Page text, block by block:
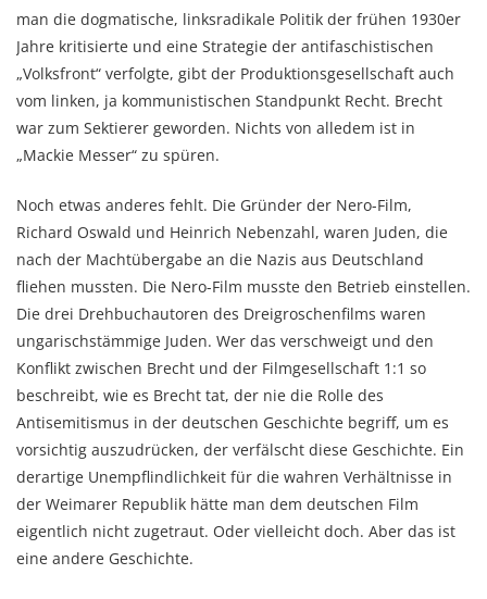
man die dogmatische, linksradikale Politik der frühen 1930er
Jahre kritisierte und eine Strategie der antifaschistischen
„Volksfront“ verfolgte, gibt der Produktionsgesellschaft auch
vom linken, ja kommunistischen Standpunkt Recht. Brecht
war zum Sektierer geworden. Nichts von alledem ist in
„Mackie Messer“ zu spüren.
Noch etwas anderes fehlt. Die Gründer der Nero-Film,
Richard Oswald und Heinrich Nebenzahl, waren Juden, die
nach der Machtübergabe an die Nazis aus Deutschland
fliehen mussten. Die Nero-Film musste den Betrieb einstellen.
Die drei Drehbuchautoren des Dreigroschenfilms waren
ungarischstämmige Juden. Wer das verschweigt und den
Konflikt zwischen Brecht und der Filmgesellschaft 1:1 so
beschreibt, wie es Brecht tat, der nie die Rolle des
Antisemitismus in der deutschen Geschichte begriff, um es
vorsichtig auszudrücken, der verfälscht diese Geschichte. Ein
derartige Unempflindlichkeit für die wahren Verhältnisse in
der Weimarer Republik hätte man dem deutschen Film
eigentlich nicht zugetraut. Oder vielleicht doch. Aber das ist
eine andere Geschichte.